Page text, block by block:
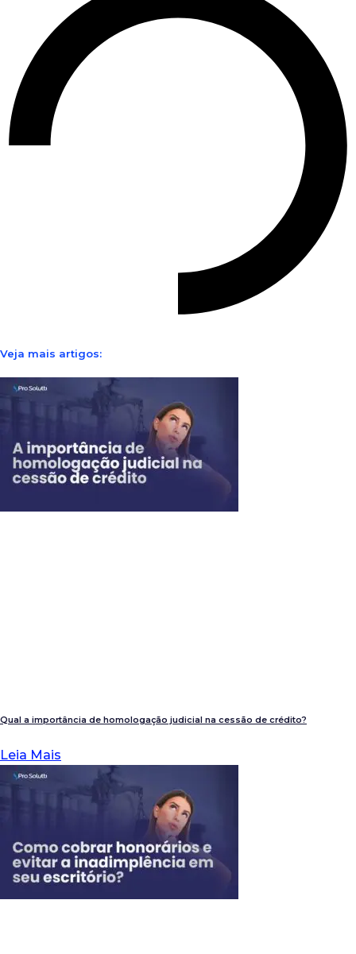
Veja mais artigos:
Qual a importância de homologação judicial na cessão de crédito?
Leia Mais